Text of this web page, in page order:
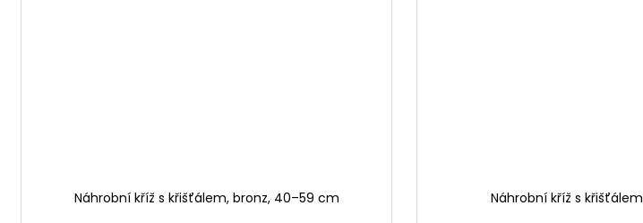
Náhrobní kříž s křišťálem, bronz, 40–59 cm Náhrobní kříž s